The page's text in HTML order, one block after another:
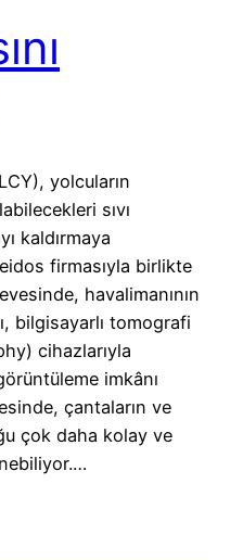
yolcuların
sıvı
kaldırmaya
firmasıyla birlikte
havalimanının
bilgisayarlı tomografi
cihazlarıyla
imkânı
çantaların ve
çok daha kolay ve